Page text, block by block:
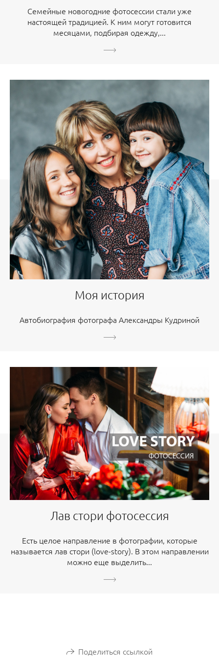
Семейные новогодние фотосессии стали уже
настоящей традицией. К ним могут готовится
месяцами, подбирая одежду,...
Моя история
Автобиография фотографа Александры Кудриной
Лав стори фотосессия
Есть целое направление в фотографии, которые
называется лав стори (love-story). В этом направлении
можно еще выделить...
Поделиться ссылкой